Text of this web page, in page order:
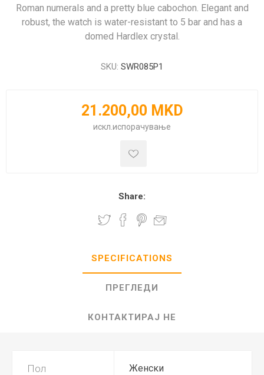
Roman numerals and a pretty blue cabochon. Elegant and
robust, the watch is water-resistant to 5 bar and has a
domed Hardlex crystal.
SKU: SWR085P1
21.200,00 MKD
искл. испорачување
Share:
SPECIFICATIONS
ПРЕГЛЕДИ
КОНТАКТИРАЈ НЕ
Пол Женски